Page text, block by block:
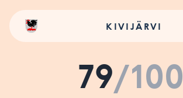
KIVIJÄRVI
79/100